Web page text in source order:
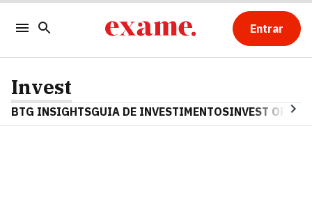
Entrar
Invest
BTG INSIGHTSGUIA DE INVESTIMENTOSINVEST OPINA